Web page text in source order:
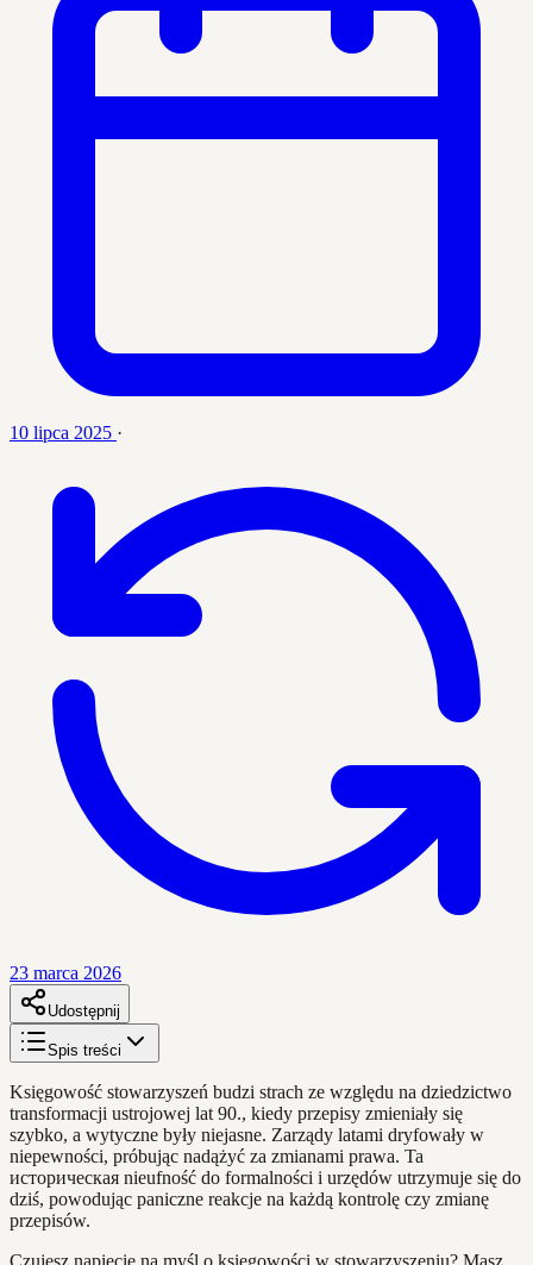
10 lipca 2025 ·
23 marca 2026
Udostępnij
Spis treści
Księgowość stowarzyszeń budzi strach ze względu na dziedzictwo
transformacji ustrojowej lat 90., kiedy przepisy zmieniały się
szybko, a wytyczne były niejasne. Zarządy latami dryfowały w
niepewności, próbując nadążyć za zmianami prawa. Ta
историческая nieufność do formalności i urzędów utrzymuje się do
dziś, powodując paniczne reakcje na każdą kontrolę czy zmianę
przepisów.
Czujesz napięcie na myśl o księgowości w stowarzyszeniu? Masz